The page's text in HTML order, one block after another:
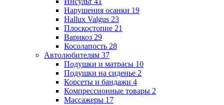
Нарушения осанки 19
Hallux Valgus 23
Плоскостопие 21
Варикоз 29
Косолапость 28
Автолюбителям 37
Подушки и матрасы 10
Подушки на сиденье 2
Корсеты и бандажи 4
Компрессионные товары 2
Массажеры 17